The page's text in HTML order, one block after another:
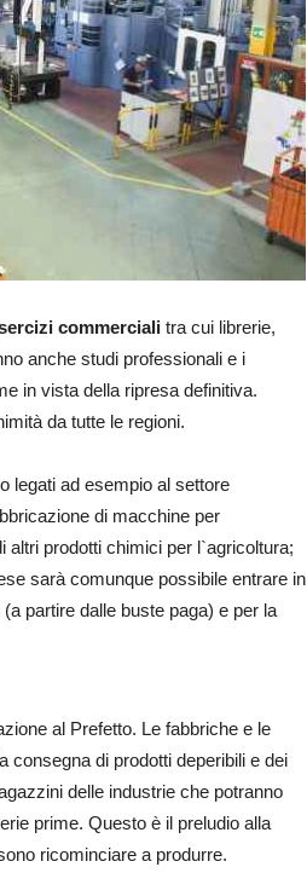
commerciali tra cui librerie,
anche studi professionali e i
in vista della ripresa definitiva.
da tutte le regioni.
legati ad esempio al settore
di macchine per
altri prodotti chimici per l`agricoltura;
sarà comunque possibile entrare in
partire dalle buste paga) e per la
al Prefetto. Le fabbriche e le
consegna di prodotti deperibili e dei
delle industrie che potranno
prime. Questo è il preludio alla
ricominciare a produrre.